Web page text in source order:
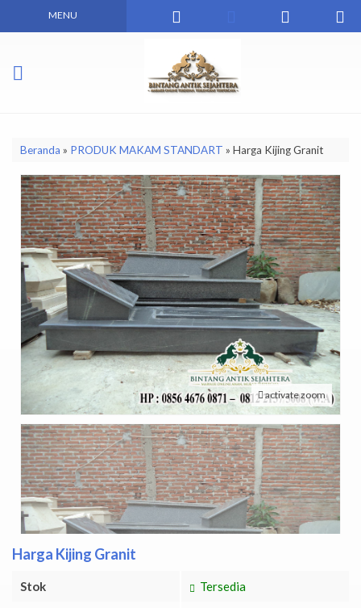
MENU
Beranda » PRODUK MAKAM STANDART » Harga Kijing Granit
activate zoom
Harga Kijing Granit
Stok Tersedia